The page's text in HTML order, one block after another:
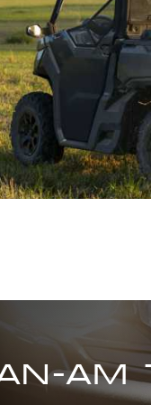
облегчения
посадки и
высадки из
мотовездехода
ХТ
днища
AM